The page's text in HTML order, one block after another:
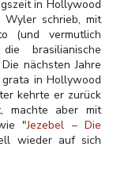
in Hollywood
Wyler schrieb, mit
(und vermutlich
brasilianische
nächsten Jahre
in Hollywood
kehrte er zurück
machte aber mit
"Jezebel – Die
wieder auf sich